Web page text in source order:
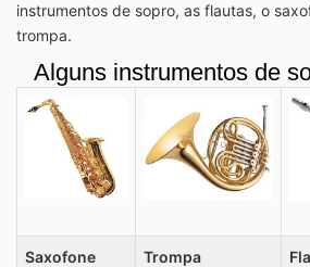
instrumentos de sopro, as flautas, o
trompa.
Alguns instrumentos de
Saxofone Trompa